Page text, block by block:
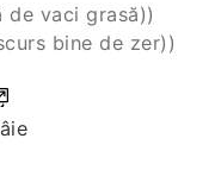
de vaci grasă))
bine de zer))